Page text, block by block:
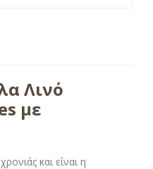
Λινό
με
και είναι η